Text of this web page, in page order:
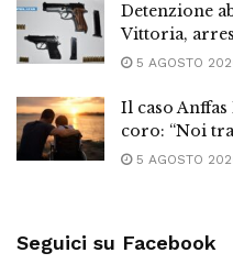
Detenzione
Vittoria,
5 AGOSTO
Il caso
coro: “Noi
5 AGOSTO
Seguici su Facebook